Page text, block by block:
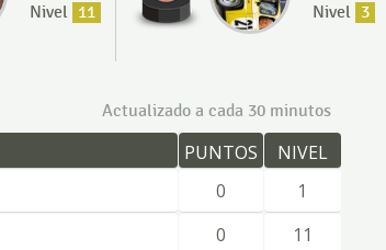
Nivel 11
Nivel 3
Actualizado a cada 30 minutos
PUNTOS
NIVEL
0
1
0
11